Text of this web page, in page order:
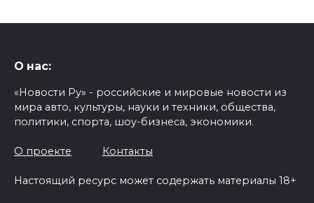
О нас:
«Новости Ру» - российские и мировые новости из
мира авто, культуры, науки и техники, общества,
политики, спорта, шоу-бизнеса, экономики.
О проекте Контакты
Настоящий ресурс может содержать материалы 18+